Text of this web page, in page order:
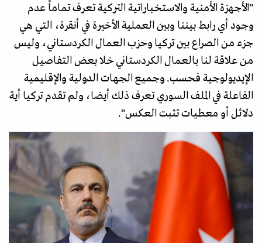
"الأجهزة الأمنية والاستخباراتية التركية تعرف تماماً عدم
وجود أي رابط بيننا وبين العملية الأخيرة في أنقرة، التي هي
جزء من الصراع بين تركيا وحزب العمال الكردستاني، وليس
من علاقة لنا بالعمال الكردستاني خلا بعض التفاصيل
الإيديولوجية فحسب. وجميع الجهات الدولية والإقليمية
الفاعلة في الملف السوري تعرف ذلك أيضا، ولم تقدم تركيا أية
دلائل أو معطيات تثبت العكس".